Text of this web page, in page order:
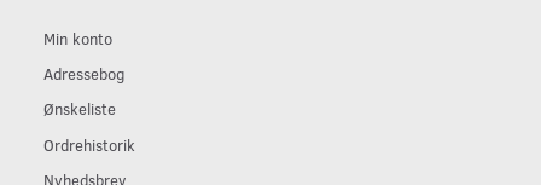
Min konto
Adressebog
Ønskeliste
Ordrehistorik
Nyhedsbrev